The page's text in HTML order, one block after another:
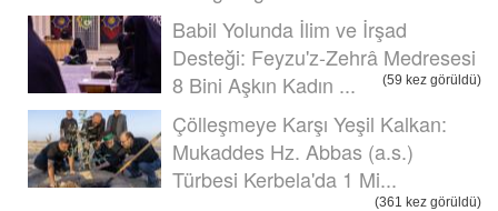
Babil Yolunda İlim ve İrşad
Desteği: Feyzu'z-Zehrâ Medresesi
8 Bini Aşkın Kadın ...
(59 kez görüldü)
Çölleşmeye Karşı Yeşil Kalkan:
Mukaddes Hz. Abbas (a.s.)
Türbesi Kerbela'da 1 Mi...
(361 kez görüldü)